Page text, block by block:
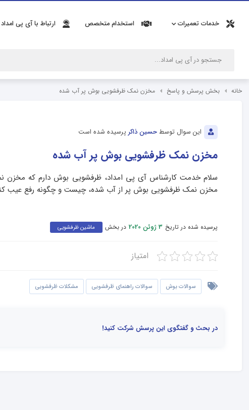
خدمات تعمیرات استخدام متخصص ارتباط با آی پی امداد
خانه بخش پرسش و پاسخ مخزن نمک ظرفشویی بوش پر آب شده
این سوال توسط حسین ذاکرپرسیده شده است
مخزن نمک ظرفشویی بوش پر آب شده
سلام خدمت کارشناس آی پی امداد، ظرفشویی بوش دارم که مخزن
مخزن نمک ظرفشویی بوش پر از آب شده، چیست و چگونه رفع عیب
پرسیده شده در تاریخ 3 ژوئن 2020 در بخش ماشین ظرفشویی
امتیاز
سوالات بوش سوالات راهنمای ظرفشویی مشکلات ظرفشویی
در بحث و گفتگوی این پرسش شرکت کنید!